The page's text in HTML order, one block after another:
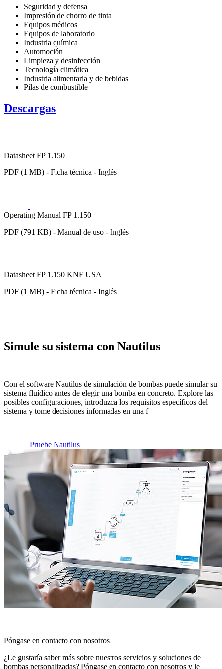
Seguridad y defensa
Impresión de chorro de tinta
Equipos médicos
Equipos de laboratorio
Industria química
Automoción
Limpieza y desinfección
Tecnología climática
Industria alimentaria y de bebidas
Pilas de combustible
Descargas
Datasheet FP 1.150
PDF (1 MB) - Ficha técnica - Inglés
Operating Manual FP 1.150
PDF (791 KB) - Manual de uso - Inglés
Datasheet FP 1.150 KNF USA
PDF (1 MB) - Ficha técnica - Inglés
Simule su sistema con Nautilus
Con el software Nautilus de simulación de bombas puede simular su
sistema fluídico antes de elegir una bomba en concreto. Explore las
posibles configuraciones, introduzca los requisitos específicos del
sistema y tome decisiones informadas en una f
Pruebe Nautilus
Póngase en contacto con nosotros
¿Le gustaría saber más sobre nuestros servicios y soluciones de
bombas personalizadas? Póngase en contacto con nosotros y le